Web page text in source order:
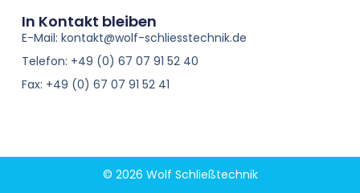
In Kontakt bleiben
E-Mail: kontakt@wolf-schliesstechnik.de
Telefon: +49 (0) 67 07 91 52 40
Fax: +49 (0) 67 07 91 52 41
© 2026 Wolf Schließtechnik